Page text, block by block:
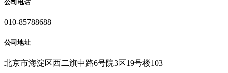
公司电话
010-85788688
公司地址
北京市海淀区西二旗中路6号院3区19号楼103